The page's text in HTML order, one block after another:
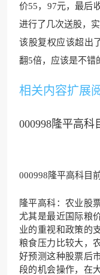
价55，97元，最后
进行了几次送股，实
该股复权应该超出
翻5倍，应该是不错
相关内容扩展
000998隆平高科
000998隆平高科目
隆平高科：农业股
尤其是最近国际粮
业的重视和政策的
粮食压力比较大，
好预测这种股票后
段的机会操作，在